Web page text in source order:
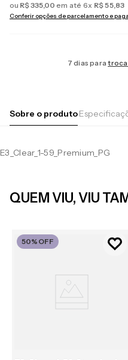
ou R$335,00 em até 6x R$55,83
Conferir opções de parcelamento e
7 dias paratroca
Sobre o produto
E3_Clear_1-59_Premium_PG
QUEM VIU, VIU
50% OFF